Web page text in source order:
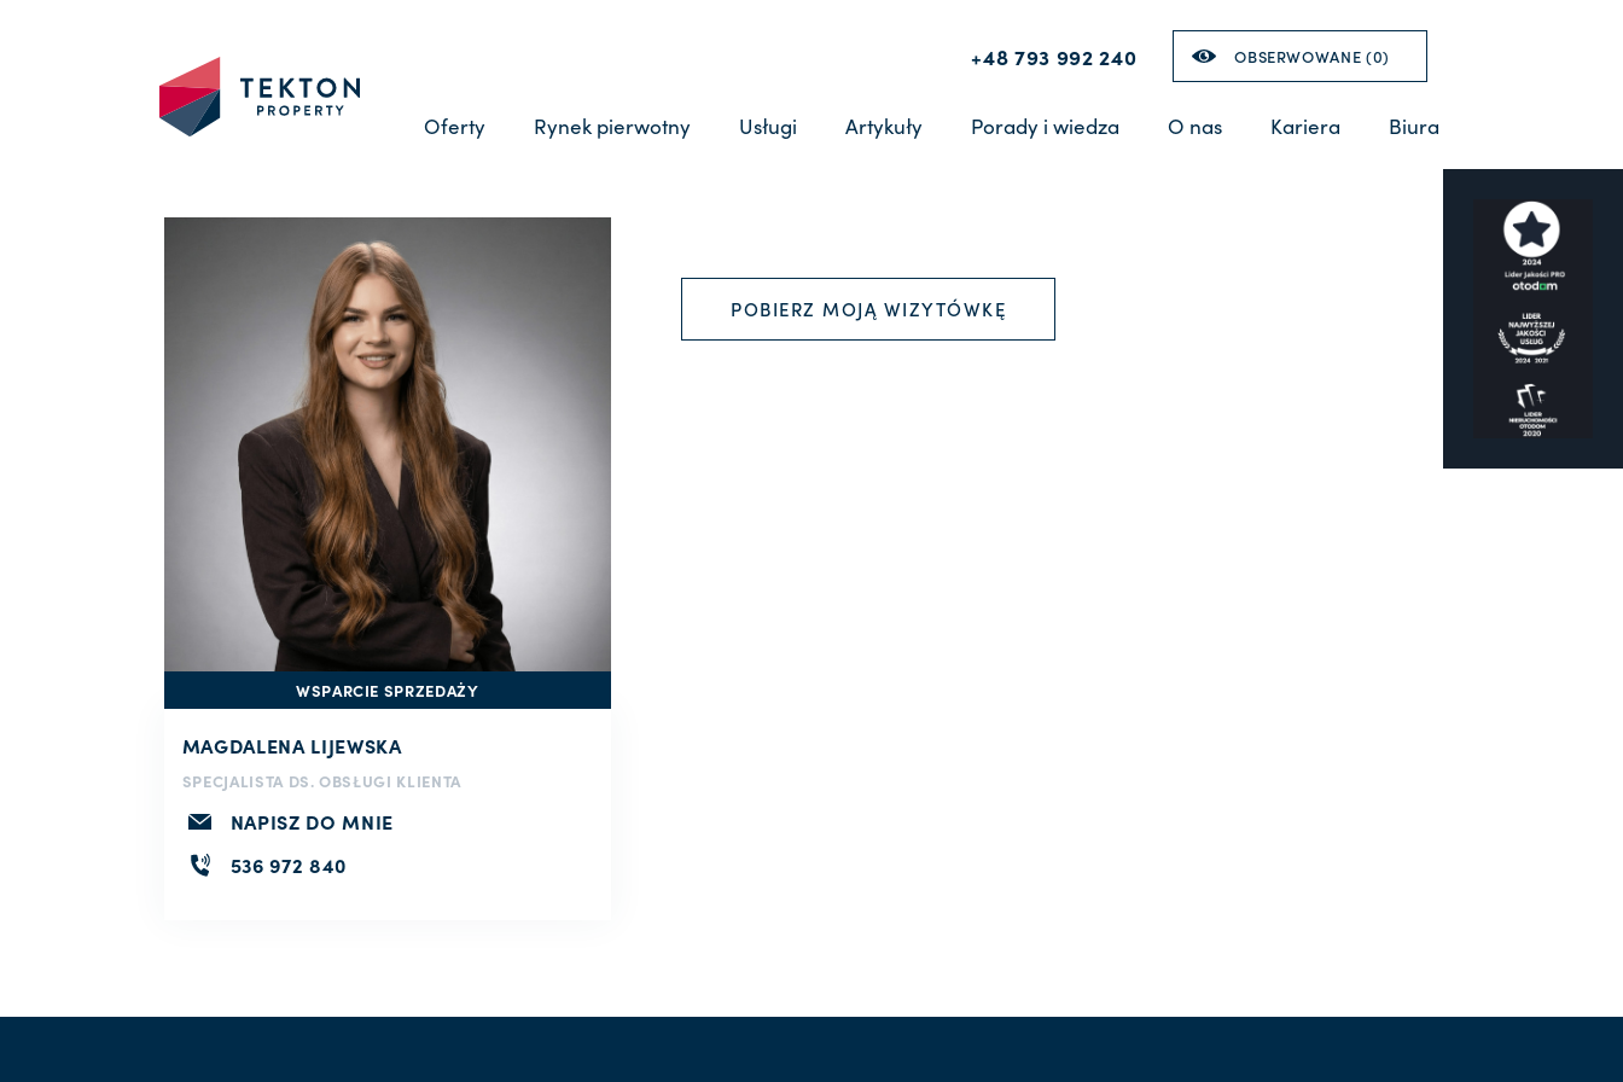
+48 793 992 240 OBSERWOWANE (0)
Oferty Rynek pierwotny Usługi Artykuły Porady i wiedza O nas Kariera Biura
WSPARCIE SPRZEDAŻY
MAGDALENA LIJEWSKA
SPECJALISTA DS. OBSŁUGI KLIENTA
NAPISZ DO MNIE
536 972 840
POBIERZ MOJĄ WIZYTÓWKĘ